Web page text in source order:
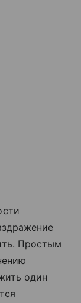
Простым
один